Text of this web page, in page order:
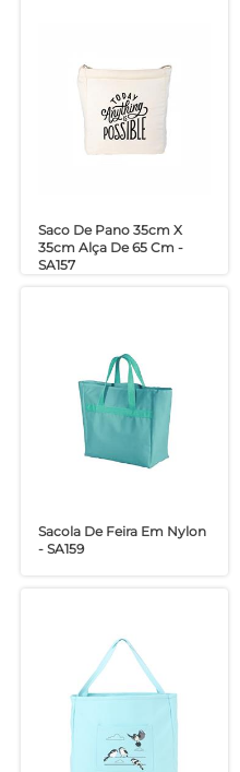
Saco De Pano 35cm X
35cm Alça De 65 Cm -
SA157
Sacola De Feira Em Nylon
- SA159